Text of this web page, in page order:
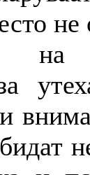
не
на